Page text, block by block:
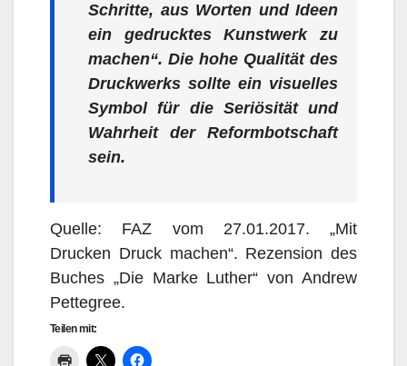
Schritte, aus Worten und Ideen
ein gedrucktes Kunstwerk zu
machen“. Die hohe Qualität des
Druckwerks sollte ein visuelles
Symbol für die Seriösität und
Wahrheit der Reformbotschaft
sein.
Quelle: FAZ vom 27.01.2017. „Mit
Drucken Druck machen“. Rezension des
Buches „Die Marke Luther“ von Andrew
Pettegree.
Teilen mit: